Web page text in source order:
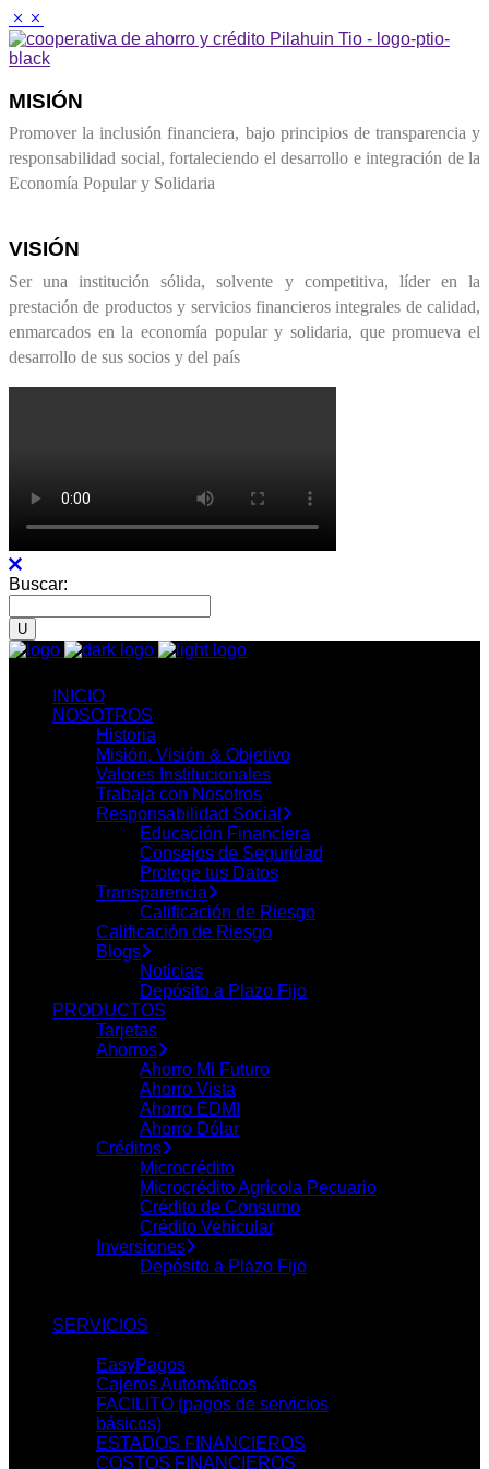
M
MISIÓN
Promover la inclusión financiera, bajo principios de transparencia y
responsabilidad social, fortaleciendo el desarrollo e integración de la
Economía Popular y Solidaria
VISIÓN
Ser una institución sólida, solvente y competitiva, líder en la
prestación de productos y servicios financieros integrales de calidad,
enmarcados en la economía popular y solidaria, que promueva el
desarrollo de sus socios y del país
Buscar:
INICIO
NOSOTROS
Historia
Misión, Visión & Objetivo
Valores Institucionales
Trabaja con Nosotros
Responsabilidad Social
Educación Financiera
Consejos de Seguridad
Protege tus Datos
Transparencia
Calificación de Riesgo
Calificación de Riesgo
Blogs
Noticias
Depósito a Plazo Fijo
PRODUCTOS
Tarjetas
Ahorros
Ahorro Mi Futuro
Ahorro Vista
Ahorro EDMI
Ahorro Dólar
Créditos
Microcrédito
Microcrédito Agrícola Pecuario
Crédito de Consumo
Crédito Vehicular
Inversiones
Depósito a Plazo Fijo
SERVICIOS
EasyPagos
Cajeros Automáticos
FACILITO (pagos de servicios
básicos)
ESTADOS FINANCIEROS
COSTOS FINANCIEROS